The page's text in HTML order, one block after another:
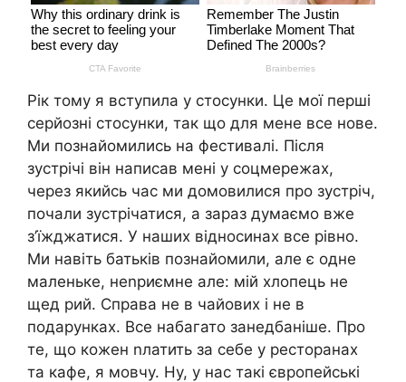
Рік тому я вступила у стосунки. Це мої перші
серйозні стосунки, так що для мене все нове.
Ми познайомились на фестивалі. Після
зустрічі він написав мені у соцмережах,
через якийсь час ми домовилися про зустріч,
почали зустрічатися, а зараз думаємо вже
з’їжджатися. У наших відносинах все рівно.
Ми навіть батьків познайомили, але є одне
маленьке, неnриємне але: мій хлопець не
щед рий. Справа не в чайових і не в
подарунках. Все набагато занедбаніше. Про
те, що кожен nлатить за себе у ресторанах
та кафе, я мовчу. Ну, у нас такі європейські